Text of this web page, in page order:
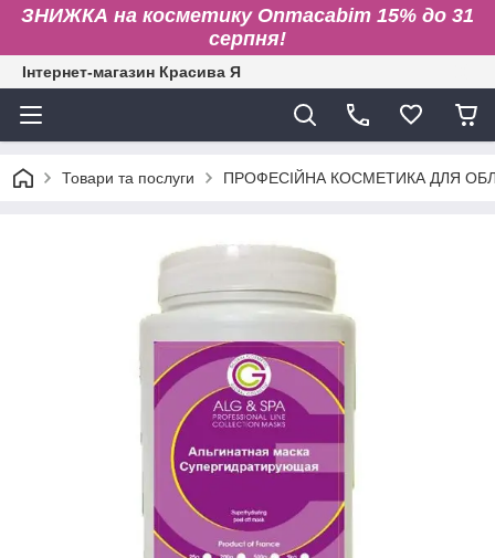
ЗНИЖКА на косметику Onmacabim 15% до 31
серпня!
Інтернет-магазин Красива Я
Товари та послуги ПРОФЕСІЙНА КОСМЕТИКА ДЛЯ